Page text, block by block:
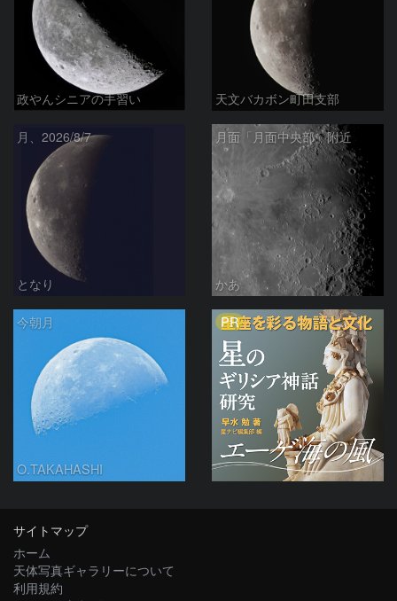
政やんシニアの手習い 天文バカボン町田支部
月、2026/8/7
となり
月面「月面中央部」附近
かあ
今朝月
O.TAKAHASHI
PR
サイトマップ
ホーム
天体写真ギャラリーについて
利用規約